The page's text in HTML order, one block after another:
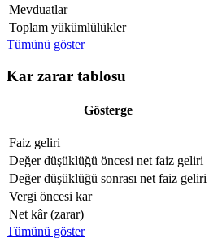
Mevduatlar
Toplam yükümlülükler
Tümünü göster
Kar zarar tablosu
Gösterge
Faiz geliri
Değer düşüklüğü öncesi net faiz geliri
Değer düşüklüğü sonrası net faiz geliri
Vergi öncesi kar
Net kâr (zarar)
Tümünü göster